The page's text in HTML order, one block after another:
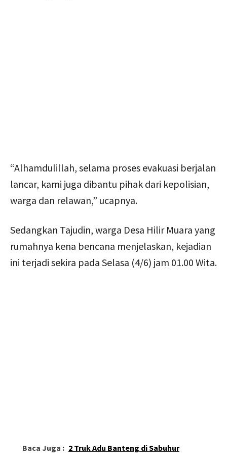
“Alhamdulillah, selama proses evakuasi berjalan
lancar, kami juga dibantu pihak dari kepolisian,
warga dan relawan,” ucapnya.
Sedangkan Tajudin, warga Desa Hilir Muara yang
rumahnya kena bencana menjelaskan, kejadian
ini terjadi sekira pada Selasa (4/6) jam 01.00 Wita.
Baca Juga : 2 Truk Adu Banteng di Sabuhur